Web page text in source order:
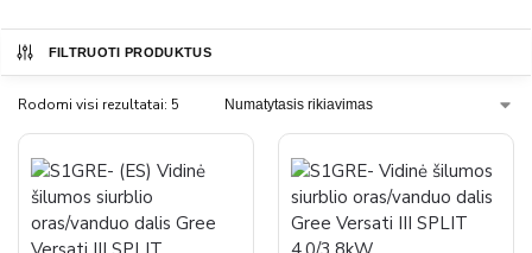
FILTRUOTI PRODUKTUS
Rodomi visi rezultatai: 5